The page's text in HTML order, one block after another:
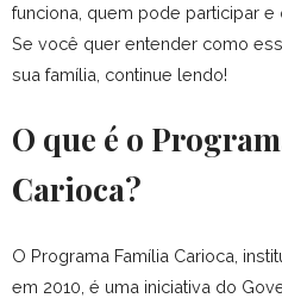
funciona, quem pode participar
Se você quer entender como
sua família, continue lendo!
O que é o
Carioca?
O Programa Família Carioca,
em 2010, é uma iniciativa do